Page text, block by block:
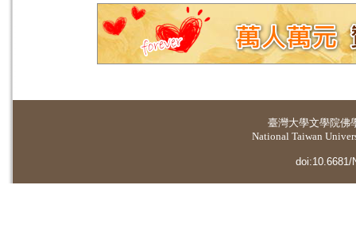
臺灣大學文學院佛
National Taiwan
doi:10.6681/